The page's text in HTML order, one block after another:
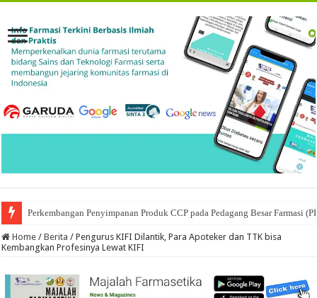
Perkembangan Penyimpanan Produk CCP pada Pedagang Besar Farmasi
Ketika Obat Menunggu Keputusan: Mengenal Peran Karantina Produk
Home / Berita / Pengurus KIFI Dilantik, Para Apoteker dan TTK bisa
Kembangkan Profesinya Lewat KIFI